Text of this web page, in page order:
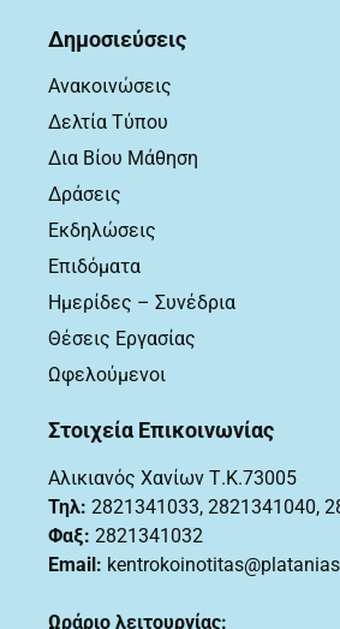
Δημοσιεύσεις
Ανακοινώσεις
Δελτία Τύπου
Δια Βίου Μάθηση
Δράσεις
Εκδηλώσεις
Επιδόματα
Ημερίδες – Συνέδρια
Θέσεις Εργασίας
Ωφελούμενοι
Στοιχεία Επικοινωνίας
Αλικιανός Χανίων Τ.Κ.73005
Τηλ: 2821341033, 2821341040,
Φαξ: 2821341032
Email:
Ωράριο λειτουργίας: